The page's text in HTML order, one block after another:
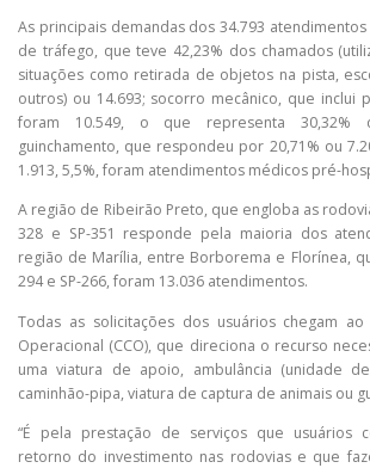
As principais demandas dos 34.793
de tráfego, que teve 42,23% dos chamados
situações como retirada de objetos na pista,
outros) ou 14.693; socorro mecânico, que inclui
foram 10.549, o que representa 30,32%
guinchamento, que respondeu por 20,71% ou
1.913, 5,5%, foram atendimentos médicos pré-
A região de Ribeirão Preto, que engloba as
328 e SP-351 responde pela maioria dos
região de Marília, entre Borborema e Florínea,
294 e SP-266, foram 13.036 atendimentos.
Todas as solicitações dos usuários chegam
Operacional (CCO), que direciona o recurso
uma viatura de apoio, ambulância (unidade
caminhão-pipa, viatura de captura de animais ou
“É pela prestação de serviços que usuários
retorno do investimento nas rodovias e que